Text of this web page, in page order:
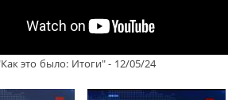
это было: Итоги" - 12/05/24